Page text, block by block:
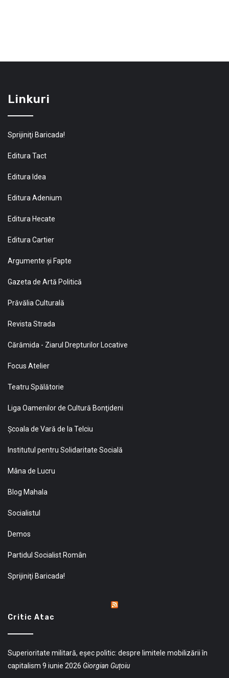
Linkuri
Sprijiniţi Baricada!
Editura Tact
Editura Idea
Editura Adenium
Editura Hecate
Editura Cartier
Argumente și Fapte
Gazeta de Artă Politică
Prăvălia Culturală
Revista Strada
Cărămida - Ziarul Drepturilor Locative
Focus Atelier
Teatru Spălătorie
Liga Oamenilor de Cultură Bonţideni
Şcoala de Vară de la Telciu
Institutul pentru Solidaritate Socială
Mâna de Lucru
Blog Mahala
Socialistul
Demos
Partidul Socialist Român
Sprijiniţi Baricada!
Critic Atac
Superioritate militară, eșec politic: despre limitele mobilizării în
capitalism 9 iunie 2026 Giorgian Guțoiu